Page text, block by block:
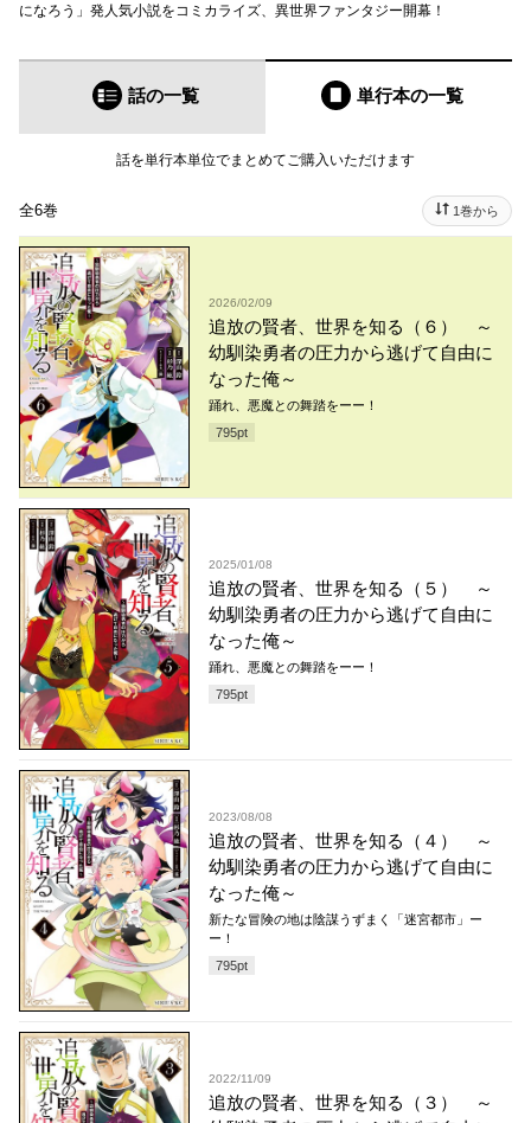
になろう」発人気小説をコミカライズ、異世界ファンタジー開幕！
話の一覧 単行本の一覧
話を単行本単位でまとめてご購入いただけます
全6巻 1巻から
2026/02/09
追放の賢者、世界を知る（６） ～
幼馴染勇者の圧力から逃げて自由に
なった俺～
踊れ、悪魔との舞踏をーー！
795pt
2025/01/08
追放の賢者、世界を知る（５） ～
幼馴染勇者の圧力から逃げて自由に
なった俺～
踊れ、悪魔との舞踏をーー！
795pt
2023/08/08
追放の賢者、世界を知る（４） ～
幼馴染勇者の圧力から逃げて自由に
なった俺～
新たな冒険の地は陰謀うずまく「迷宮都市」ー
ー！
795pt
2022/11/09
追放の賢者、世界を知る（３） ～